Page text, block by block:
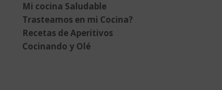
Mi cocina Saludable
Trasteamos en mi Cocina?
Recetas de Aperitivos
Cocinando y Olé